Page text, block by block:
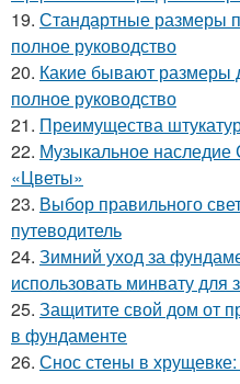
19. Стандартные размеры
полное руководство
20. Какие бывают размеры
полное руководство
21. Преимущества
22. Музыкальное
«Цветы»
23. Выбор правильного
путеводитель
24. Зимний уход за
использовать минвату для
25. Защитите свой дом от
в фундаменте
26. Снос стены в хрущевке: